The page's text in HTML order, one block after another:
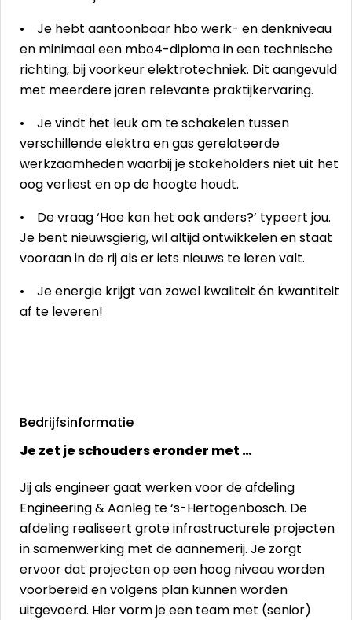
• Je hebt aantoonbaar hbo werk- en denkniveau
en minimaal een mbo4-diploma in een technische
richting, bij voorkeur elektrotechniek. Dit aangevuld
met meerdere jaren relevante praktijkervaring.
• Je vindt het leuk om te schakelen tussen
verschillende elektra en gas gerelateerde
werkzaamheden waarbij je stakeholders niet uit het
oog verliest en op de hoogte houdt.
• De vraag ‘Hoe kan het ook anders?’ typeert jou.
Je bent nieuwsgierig, wil altijd ontwikkelen en staat
vooraan in de rij als er iets nieuws te leren valt.
• Je energie krijgt van zowel kwaliteit én kwantiteit
af te leveren!
Bedrijfsinformatie
Je zet je schouders eronder met …
Jij als engineer gaat werken voor de afdeling
Engineering & Aanleg te ‘s-Hertogenbosch. De
afdeling realiseert grote infrastructurele projecten
in samenwerking met de aannemerij. Je zorgt
ervoor dat projecten op een hoog niveau worden
voorbereid en volgens plan kunnen worden
uitgevoerd. Hier vorm je een team met (senior)